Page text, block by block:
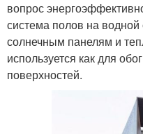
вопрос
система полов на
солнечным панелям и
используется как для
поверхностей.